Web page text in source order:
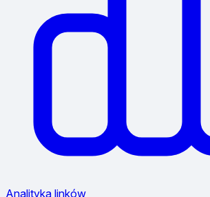
Analityka linków